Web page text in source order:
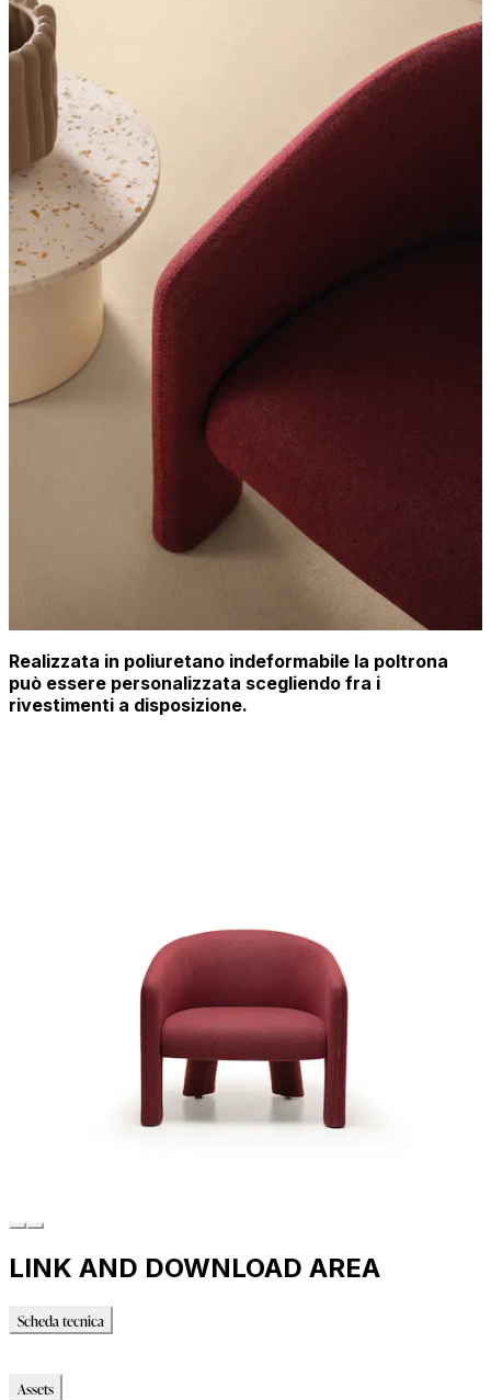
Realizzata in poliuretano indeformabile la poltrona
può essere personalizzata scegliendo fra i
rivestimenti a disposizione.
LINK AND DOWNLOAD AREA
Scheda tecnica
Assets